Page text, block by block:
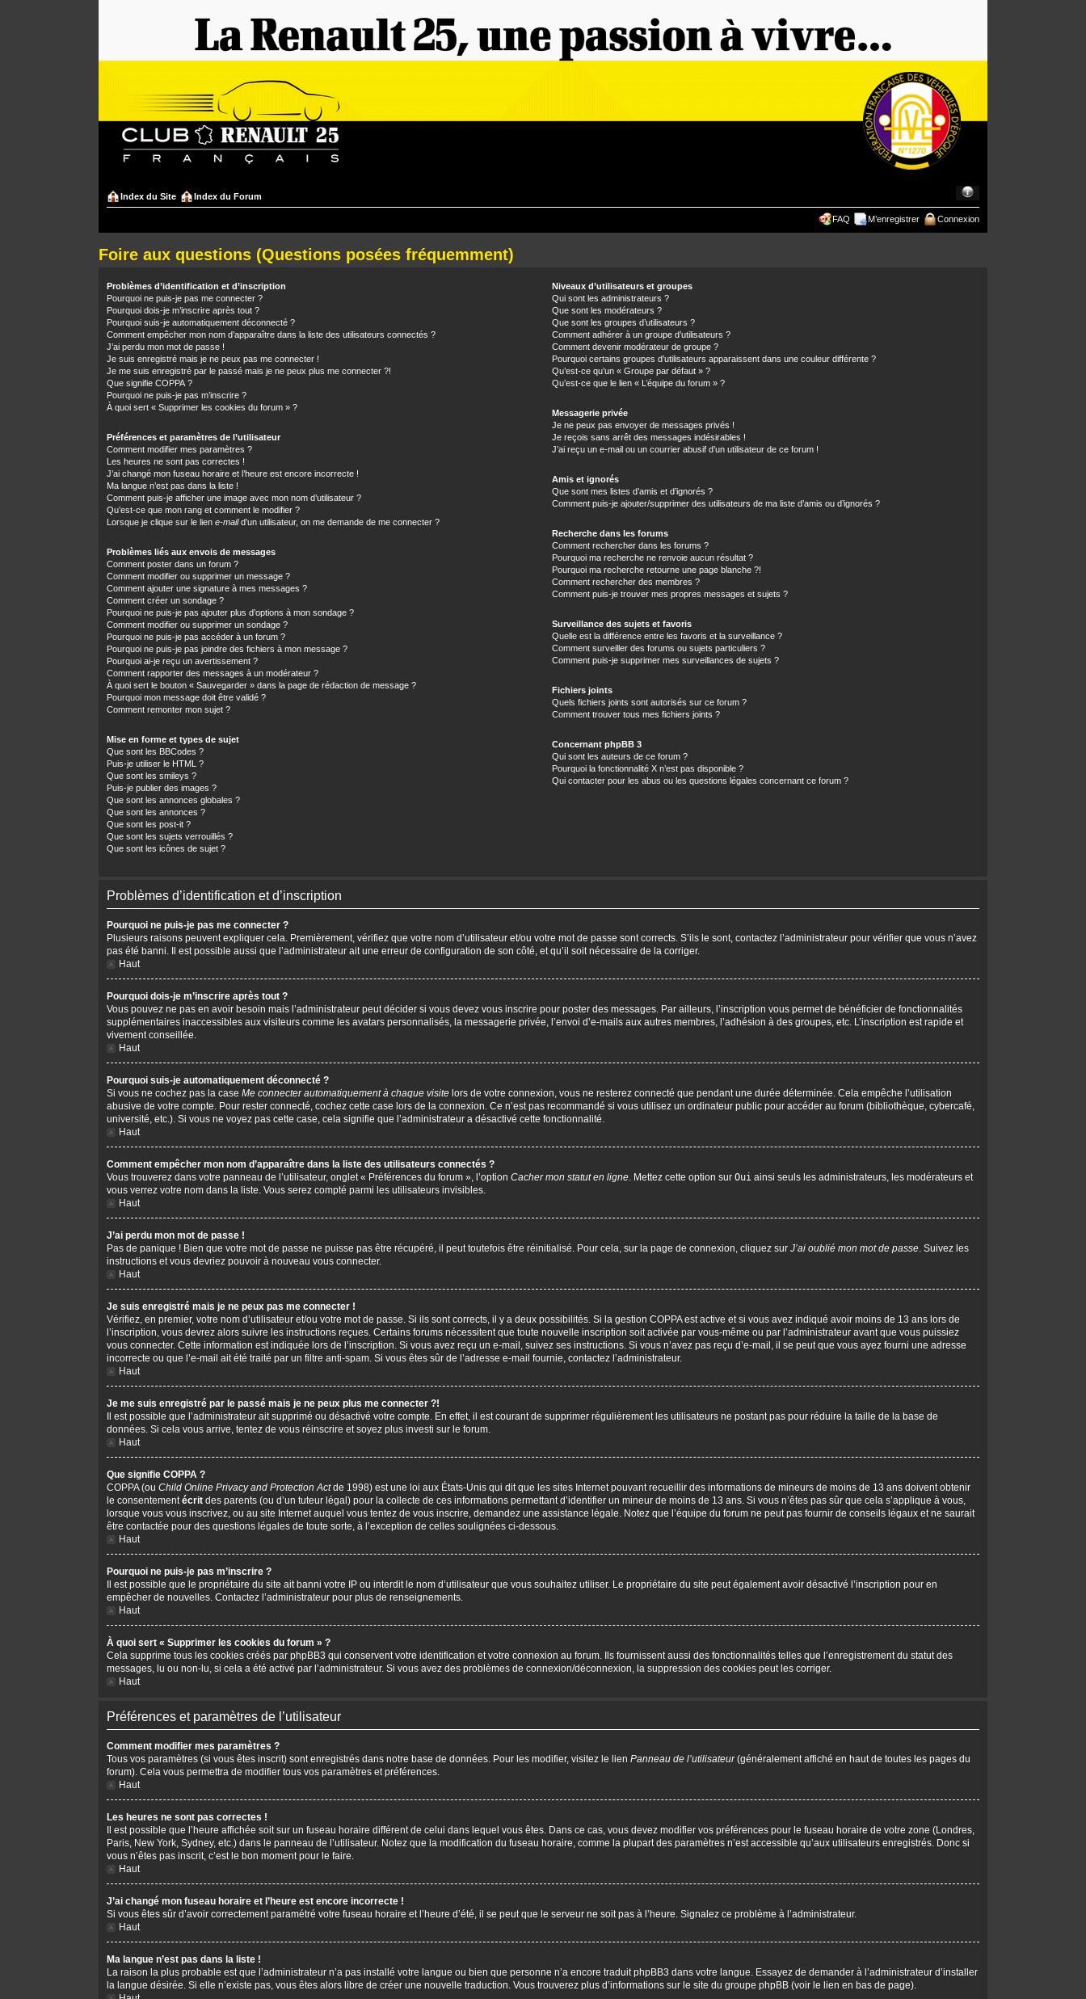
Index du Site Index du Forum
FAQ M’enregistrer Connexion
Foire aux questions (Questions posées fréquemment)
Problèmes d’identification et d’inscription
Pourquoi ne puis-je pas me connecter ?
Pourquoi dois-je m’inscrire après tout ?
Pourquoi suis-je automatiquement déconnecté ?
Comment empêcher mon nom d’apparaître dans la liste des utilisateurs connectés ?
J’ai perdu mon mot de passe !
Je suis enregistré mais je ne peux pas me connecter !
Je me suis enregistré par le passé mais je ne peux plus me connecter ?!
Que signifie COPPA ?
Pourquoi ne puis-je pas m’inscrire ?
À quoi sert « Supprimer les cookies du forum » ?
Préférences et paramètres de l’utilisateur
Comment modifier mes paramètres ?
Les heures ne sont pas correctes !
J’ai changé mon fuseau horaire et l’heure est encore incorrecte !
Ma langue n’est pas dans la liste !
Comment puis-je afficher une image avec mon nom d’utilisateur ?
Qu’est-ce que mon rang et comment le modifier ?
Lorsque je clique sur le lien e-maild’un utilisateur, on me demande de me connecter ?
Problèmes liés aux envois de messages
Comment poster dans un forum ?
Comment modifier ou supprimer un message ?
Comment ajouter une signature à mes messages ?
Comment créer un sondage ?
Pourquoi ne puis-je pas ajouter plus d’options à mon sondage ?
Comment modifier ou supprimer un sondage ?
Pourquoi ne puis-je pas accéder à un forum ?
Pourquoi ne puis-je pas joindre des fichiers à mon message ?
Pourquoi ai-je reçu un avertissement ?
Comment rapporter des messages à un modérateur ?
À quoi sert le bouton « Sauvegarder » dans la page de rédaction de message ?
Pourquoi mon message doit être validé ?
Comment remonter mon sujet ?
Mise en forme et types de sujet
Que sont les BBCodes ?
Puis-je utiliser le HTML ?
Que sont les smileys ?
Puis-je publier des images ?
Que sont les annonces globales ?
Que sont les annonces ?
Que sont les post-it ?
Que sont les sujets verrouillés ?
Que sont les icônes de sujet ?
Niveaux d’utilisateurs et groupes
Qui sont les administrateurs ?
Que sont les modérateurs ?
Que sont les groupes d’utilisateurs ?
Comment adhérer à un groupe d’utilisateurs ?
Comment devenir modérateur de groupe ?
Pourquoi certains groupes d’utilisateurs apparaissent dans une couleur différente ?
Qu’est-ce qu’un « Groupe par défaut » ?
Qu’est-ce que le lien « L’équipe du forum » ?
Messagerie privée
Je ne peux pas envoyer de messages privés !
Je reçois sans arrêt des messages indésirables !
J’ai reçu un e-mail ou un courrier abusif d’un utilisateur de ce forum !
Amis et ignorés
Que sont mes listes d’amis et d’ignorés ?
Comment puis-je ajouter/supprimer des utilisateurs de ma liste d’amis ou d’ignorés ?
Recherche dans les forums
Comment rechercher dans les forums ?
Pourquoi ma recherche ne renvoie aucun résultat ?
Pourquoi ma recherche retourne une page blanche ?!
Comment rechercher des membres ?
Comment puis-je trouver mes propres messages et sujets ?
Surveillance des sujets et favoris
Quelle est la différence entre les favoris et la surveillance ?
Comment surveiller des forums ou sujets particuliers ?
Comment puis-je supprimer mes surveillances de sujets ?
Fichiers joints
Quels fichiers joints sont autorisés sur ce forum ?
Comment trouver tous mes fichiers joints ?
Concernant phpBB 3
Qui sont les auteurs de ce forum ?
Pourquoi la fonctionnalité X n’est pas disponible ?
Qui contacter pour les abus ou les questions légales concernant ce forum ?
Problèmes d’identification et d’inscription
Pourquoi ne puis-je pas me connecter ?
Plusieurs raisons peuvent expliquer cela. Premièrement, vérifiez que votre nom d’utilisateur et/ou votre mot de passe sont corrects. S’ils le sont, contactez l’administrateur pour vérifier que vous n’avez
pas été banni. Il est possible aussi que l’administrateur ait une erreur de configuration de son côté, et qu’il soit nécessaire de la corriger.
Haut
Pourquoi dois-je m’inscrire après tout ?
Vous pouvez ne pas en avoir besoin mais l’administrateur peut décider si vous devez vous inscrire pour poster des messages. Par ailleurs, l’inscription vous permet de bénéficier de fonctionnalités
supplémentaires inaccessibles aux visiteurs comme les avatars personnalisés, la messagerie privée, l’envoi d’e-mails aux autres membres, l’adhésion à des groupes, etc. L’inscription est rapide et
vivement conseillée.
Haut
Pourquoi suis-je automatiquement déconnecté ?
Si vous ne cochez pas la case Me connecter automatiquement à chaque visite lors de votre connexion, vous ne resterez connecté que pendant une durée déterminée. Cela empêche l’utilisation
abusive de votre compte. Pour rester connecté, cochez cette case lors de la connexion. Ce n’est pas recommandé si vous utilisez un ordinateur public pour accéder au forum (bibliothèque, cybercafé,
université, etc.). Si vous ne voyez pas cette case, cela signifie que l’administrateur a désactivé cette fonctionnalité.
Haut
Comment empêcher mon nom d’apparaître dans la liste des utilisateurs connectés ?
Vous trouverez dans votre panneau de l’utilisateur, onglet « Préférences du forum », l’option Cacher mon statut en ligne. Mettez cette option sur Oui ainsi seuls les administrateurs, les modérateurs et
vous verrez votre nom dans la liste. Vous serez compté parmi les utilisateurs invisibles.
Haut
J’ai perdu mon mot de passe !
Pas de panique ! Bien que votre mot de passe ne puisse pas être récupéré, il peut toutefois être réinitialisé. Pour cela, sur la page de connexion, cliquez sur J’ai oublié mon mot de passe. Suivez les
instructions et vous devriez pouvoir à nouveau vous connecter.
Haut
Je suis enregistré mais je ne peux pas me connecter !
Vérifiez, en premier, votre nom d’utilisateur et/ou votre mot de passe. Si ils sont corrects, il y a deux possibilités. Si la gestion COPPA est active et si vous avez indiqué avoir moins de 13 ans lors de
l’inscription, vous devrez alors suivre les instructions reçues. Certains forums nécessitent que toute nouvelle inscription soit activée par vous-même ou par l’administrateur avant que vous puissiez
vous connecter. Cette information est indiquée lors de l’inscription. Si vous avez reçu un e-mail, suivez ses instructions. Si vous n’avez pas reçu d’e-mail, il se peut que vous ayez fourni une adresse
incorrecte ou que l’e-mail ait été traité par un filtre anti-spam. Si vous êtes sûr de l’adresse e-mail fournie, contactez l’administrateur.
Haut
Je me suis enregistré par le passé mais je ne peux plus me connecter ?!
Il est possible que l’administrateur ait supprimé ou désactivé votre compte. En effet, il est courant de supprimer régulièrement les utilisateurs ne postant pas pour réduire la taille de la base de
données. Si cela vous arrive, tentez de vous réinscrire et soyez plus investi sur le forum.
Haut
Que signifie COPPA ?
COPPA (ou Child Online Privacy and Protection Actde 1998) est une loi aux États-Unis qui dit que les sites Internet pouvant recueillir des informations de mineurs de moins de 13 ans doivent obtenir
le consentementécrit des parents (ou d’un tuteur légal) pour la collecte de ces informations permettant d’identifier un mineur de moins de 13 ans. Si vous n’êtes pas sûr que cela s’applique à vous,
lorsque vous vous inscrivez, ou au site Internet auquel vous tentez de vous inscrire, demandez une assistance légale. Notez que l’équipe du forum ne peut pas fournir de conseils légaux et ne saurait
être contactée pour des questions légales de toute sorte, à l’exception de celles soulignées ci-dessous.
Haut
Pourquoi ne puis-je pas m’inscrire ?
Il est possible que le propriétaire du site ait banni votre IP ou interdit le nom d’utilisateur que vous souhaitez utiliser. Le propriétaire du site peut également avoir désactivé l’inscription pour en
empêcher de nouvelles. Contactez l’administrateur pour plus de renseignements.
Haut
À quoi sert « Supprimer les cookies du forum » ?
Cela supprime tous les cookies créés par phpBB3 qui conservent votre identification et votre connexion au forum. Ils fournissent aussi des fonctionnalités telles que l’enregistrement du statut des
messages, lu ou non-lu, si cela a été activé par l’administrateur. Si vous avez des problèmes de connexion/déconnexion, la suppression des cookies peut les corriger.
Haut
Préférences et paramètres de l’utilisateur
Comment modifier mes paramètres ?
Tous vos paramètres (si vous êtes inscrit) sont enregistrés dans notre base de données. Pour les modifier, visitez le lien Panneau de l’utilisateur(généralement affiché en haut de toutes les pages du
forum). Cela vous permettra de modifier tous vos paramètres et préférences.
Haut
Les heures ne sont pas correctes !
Il est possible que l’heure affichée soit sur un fuseau horaire différent de celui dans lequel vous êtes. Dans ce cas, vous devez modifier vos préférences pour le fuseau horaire de votre zone (Londres,
Paris, New York, Sydney, etc.) dans le panneau de l’utilisateur. Notez que la modification du fuseau horaire, comme la plupart des paramètres n’est accessible qu’aux utilisateurs enregistrés. Donc si
vous n’êtes pas inscrit, c’est le bon moment pour le faire.
Haut
J’ai changé mon fuseau horaire et l’heure est encore incorrecte !
Si vous êtes sûr d’avoir correctement paramétré votre fuseau horaire et l’heure d’été, il se peut que le serveur ne soit pas à l’heure. Signalez ce problème à l’administrateur.
Haut
Ma langue n’est pas dans la liste !
La raison la plus probable est que l’administrateur n’a pas installé votre langue ou bien que personne n’a encore traduit phpBB3 dans votre langue. Essayez de demander à l’administrateur d’installer
la langue désirée. Si elle n’existe pas, vous êtes alors libre de créer une nouvelle traduction. Vous trouverez plus d’informations sur le site du groupe phpBB (voir le lien en bas de page).